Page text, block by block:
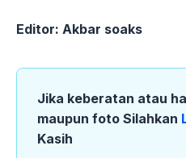
Editor: Akbar soaks
Jika keberatan atau
maupun foto Silahkan
Kasih